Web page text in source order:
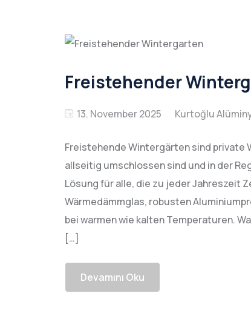
Freistehender
13. November 2025
Freistehende Wintergärten sind private
allseitig umschlossen sind und in der
Lösung für alle, die zu jeder Jahreszeit
Wärmedämmglas, robusten
bei warmen wie kalten Temperaturen.
[…]
Devamını Oku